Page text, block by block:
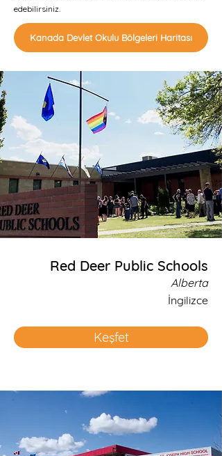
edebilirsiniz.
Kanada Devlet Okulu Bölgeleri Haritası
Red Deer Public Schools
Alberta
İngilizce
Keşfet